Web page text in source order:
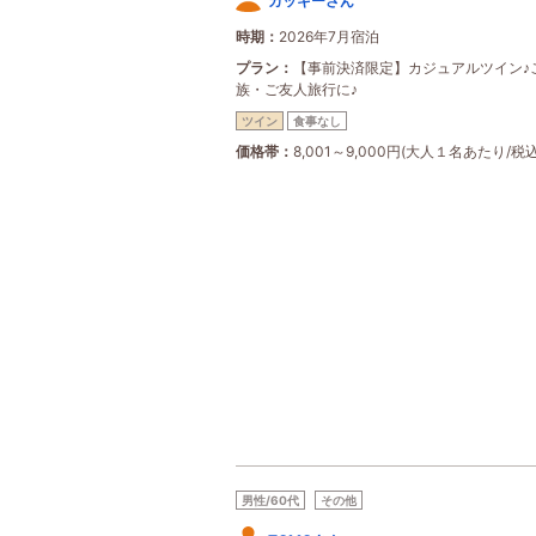
時期
2026年7月宿泊
プラン
【事前決済限定】カジュアルツイン♪
族・ご友人旅行に♪
ツイン 食事なし
価格帯 8,001～9,000円(大人１名あたり/税
男性/60代 その他